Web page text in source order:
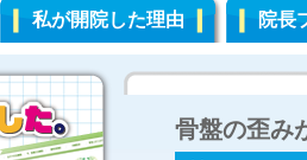
私が開院した理由 院長
骨盤の歪み